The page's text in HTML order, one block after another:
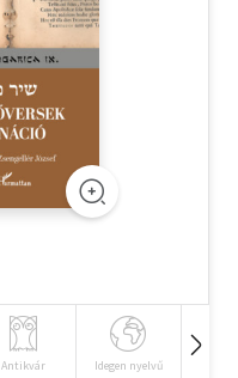
Antikvár Idegen nyelvű